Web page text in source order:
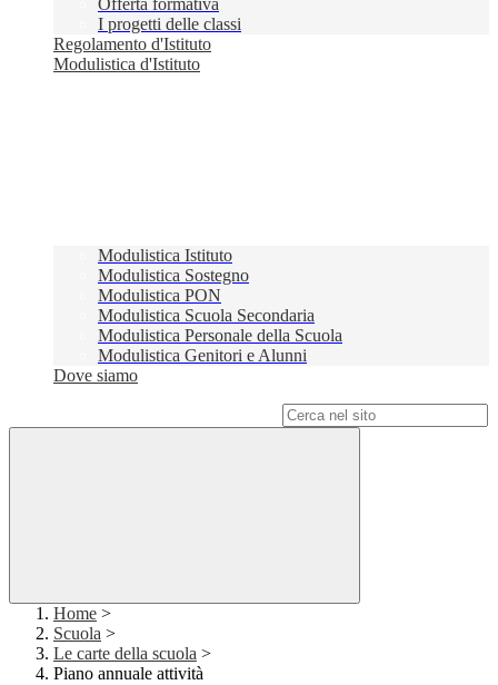
Offerta formativa
I progetti delle classi
Regolamento d'Istituto
Modulistica d'Istituto
Modulistica Istituto
Modulistica Sostegno
Modulistica PON
Modulistica Scuola Secondaria
Modulistica Personale della Scuola
Modulistica Genitori e Alunni
Dove siamo
Home >
Scuola >
Le carte della scuola >
Piano annuale attività